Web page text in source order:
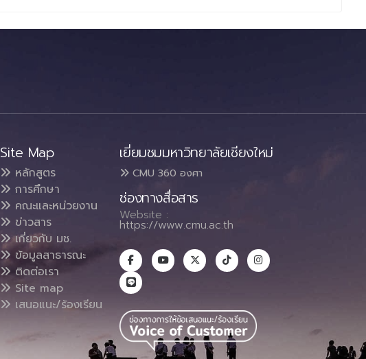
Site Map
หลักสูตร
การศึกษา
คณะและหน่วยงาน
ข่าวสาร
เกี่ยวกับ มช.
ข้อมูลสาธารณะ
ติดต่อเรา
Site map
เสนอแนะ/ร้องเรียน
เยี่ยมชมมหาวิทยาลัยเชียงใหม่
CMU 360 องศา
ช่องทางสื่อสาร
Website :
https://www.cmu.ac.th